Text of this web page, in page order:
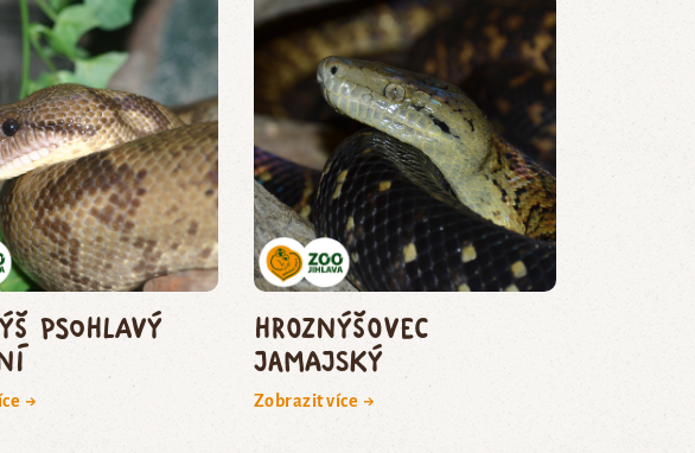
psohlavý
→
hroznýšovec
jamajský
Zobrazit více →